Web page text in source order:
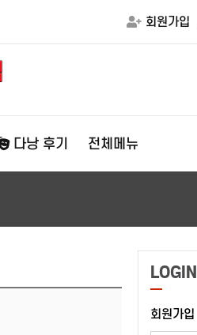
회원가입
다낭 후기 전체메뉴
LOGIN
회원가입